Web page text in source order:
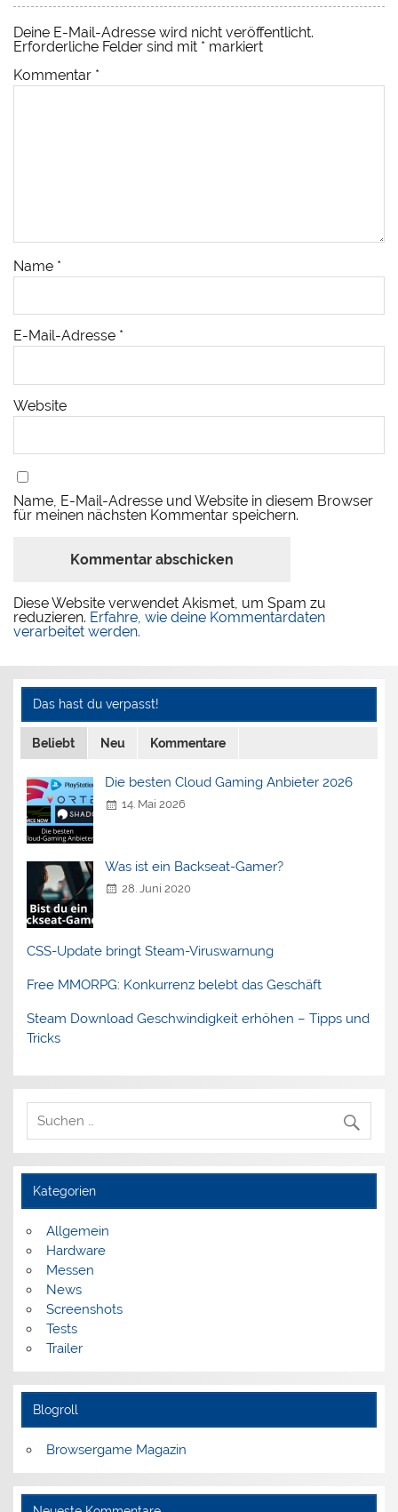
Deine E-Mail-Adresse wird nicht veröffentlicht.
Erforderliche Felder sind mit * markiert
Kommentar *
Name *
E-Mail-Adresse *
Website
Name, E-Mail-Adresse und Website in diesem Browser
für meinen nächsten Kommentar speichern.
Diese Website verwendet Akismet, um Spam zu
reduzieren. Erfahre, wie deine Kommentardaten
verarbeitet werden.
Das hast du verpasst!
Beliebt Neu Kommentare
Die besten Cloud Gaming Anbieter 2026
14. Mai 2026
Was ist ein Backseat-Gamer?
28. Juni 2020
CSS-Update bringt Steam-Viruswarnung
Free MMORPG: Konkurrenz belebt das Geschäft
Steam Download Geschwindigkeit erhöhen – Tipps und
Tricks
Kategorien
Allgemein
Hardware
Messen
News
Screenshots
Tests
Trailer
Blogroll
Browsergame Magazin